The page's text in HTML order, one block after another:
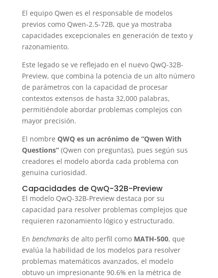
El equipo Qwen es el responsable de modelos
previos como Qwen-2.5-72B, que ya mostraba
capacidades excepcionales en generación de texto y
razonamiento.
Este legado se ve reflejado en el nuevo QwQ-32B-
Preview, que combina la potencia de un alto número
de parámetros con la capacidad de procesar
contextos extensos de hasta 32,000 palabras,
permitiéndole abordar problemas complejos con
mayor precisión.
El nombre QWQ es un acrónimo de “Qwen With
Questions”(Qwen con preguntas), pues según sus
creadores el modelo aborda cada problema con
genuina curiosidad.
Capacidades de QwQ-32B-Preview
El modelo QwQ-32B-Preview destaca por su
capacidad para resolver problemas complejos que
requieren razonamiento lógico y estructurado.
En benchmarksde alto perfil como MATH-500, que
evalúa la habilidad de los modelos para resolver
problemas matemáticos avanzados, el modelo
obtuvo un impresionante 90.6% en la métrica de